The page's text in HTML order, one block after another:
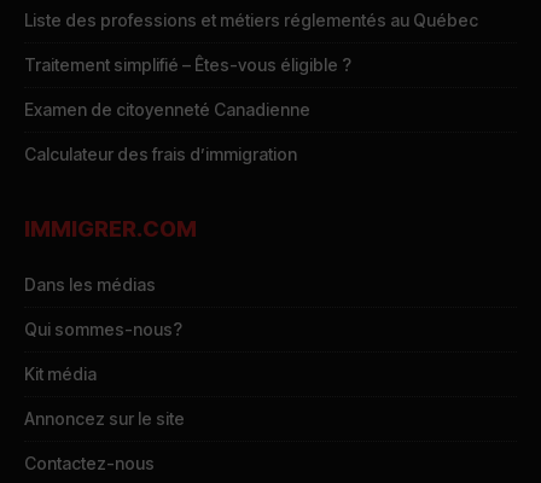
Liste des professions et métiers réglementés au Québec
Traitement simplifié – Êtes-vous éligible ?
Examen de citoyenneté Canadienne
Calculateur des frais d’immigration
IMMIGRER.COM
Dans les médias
Qui sommes-nous?
Kit média
Annoncez sur le site
Contactez-nous